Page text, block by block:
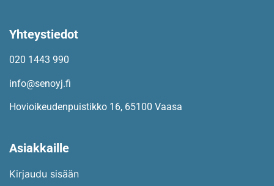
Yhteystiedot
020 1443 990
info@senoyj.fi
Hovioikeudenpuistikko 16, 65100 Vaasa
Asiakkaille
Kirjaudu sisään